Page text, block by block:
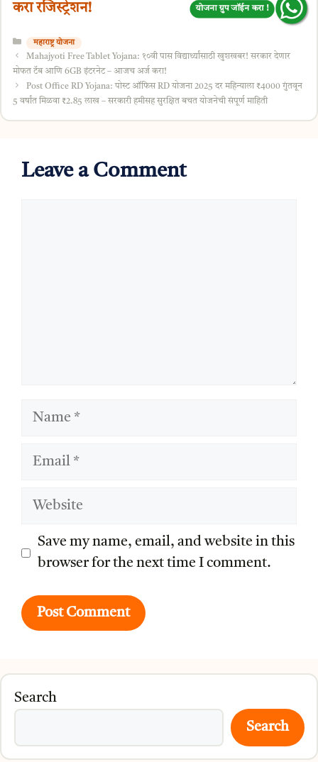
करा रजिस्ट्रेशन!
Categories
महाराष्ट्र योजना
Mahajyoti Free Tablet Yojana: १०वी पास विद्यार्थ्यांसाठी खुशखबर! सरकार देणार
मोफत टॅब आणि 6GB इंटरनेट – आजच अर्ज करा!
Post Office RD Yojana: पोस्ट ऑफिस RD योजना 2025 दर महिन्याला ₹4000 गुंतवून
5 वर्षांत मिळवा ₹2.85 लाख – सरकारी हमीसह सुरक्षित बचत योजनेची संपूर्ण माहिती
Leave a Comment
Name
Email
Website
Save my name, email, and website in this
browser for the next time I comment.
Search
Search
योजना ग्रुप जॉईन करा !